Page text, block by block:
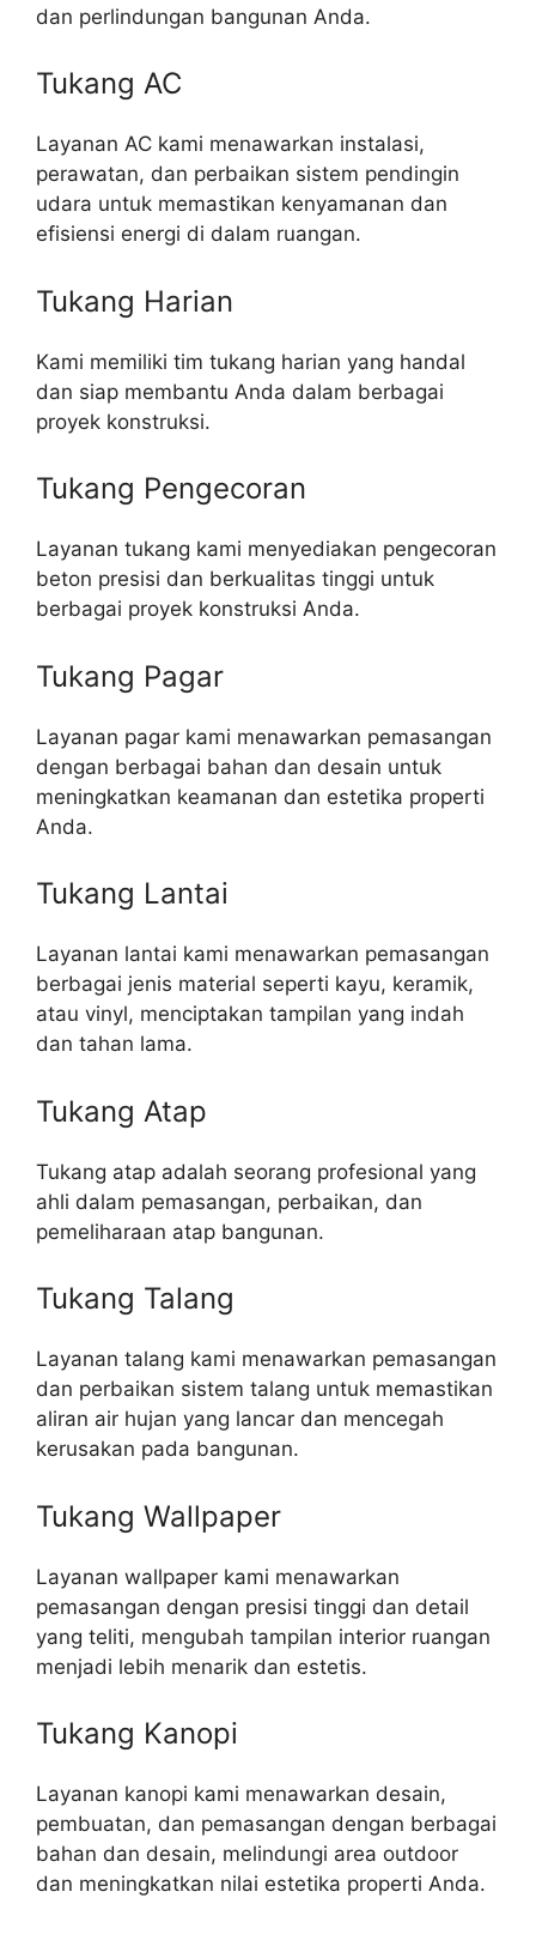
dan perlindungan bangunan Anda.
Tukang AC
Layanan AC kami menawarkan instalasi,
perawatan, dan perbaikan sistem pendingin
udara untuk memastikan kenyamanan dan
efisiensi energi di dalam ruangan.
Tukang Harian
Kami memiliki tim tukang harian yang handal
dan siap membantu Anda dalam berbagai
proyek konstruksi.
Tukang Pengecoran
Layanan tukang kami menyediakan pengecoran
beton presisi dan berkualitas tinggi untuk
berbagai proyek konstruksi Anda.
Tukang Pagar
Layanan pagar kami menawarkan pemasangan
dengan berbagai bahan dan desain untuk
meningkatkan keamanan dan estetika properti
Anda.
Tukang Lantai
Layanan lantai kami menawarkan pemasangan
berbagai jenis material seperti kayu, keramik,
atau vinyl, menciptakan tampilan yang indah
dan tahan lama.
Tukang Atap
Tukang atap adalah seorang profesional yang
ahli dalam pemasangan, perbaikan, dan
pemeliharaan atap bangunan.
Tukang Talang
Layanan talang kami menawarkan pemasangan
dan perbaikan sistem talang untuk memastikan
aliran air hujan yang lancar dan mencegah
kerusakan pada bangunan.
Tukang Wallpaper
Layanan wallpaper kami menawarkan
pemasangan dengan presisi tinggi dan detail
yang teliti, mengubah tampilan interior ruangan
menjadi lebih menarik dan estetis.
Tukang Kanopi
Layanan kanopi kami menawarkan desain,
pembuatan, dan pemasangan dengan berbagai
bahan dan desain, melindungi area outdoor
dan meningkatkan nilai estetika properti Anda.